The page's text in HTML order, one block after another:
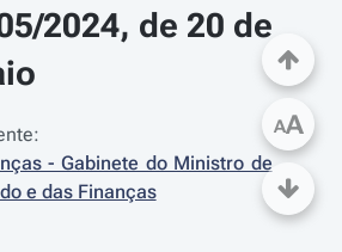
2024, de 20 de
- Gabinete do Ministro de
e das Finanças
AA